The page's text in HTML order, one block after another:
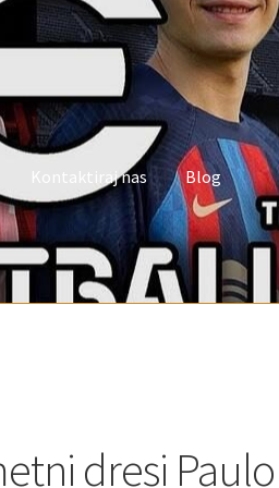
Kontaktiraj nas Blog
dresi